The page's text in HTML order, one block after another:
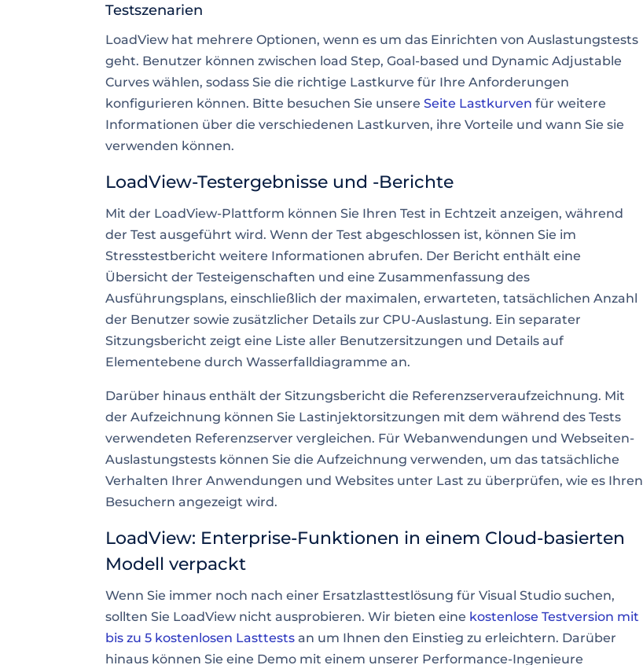
Testszenarien
LoadView hat mehrere Optionen, wenn es um das Einrichten von Auslastungstests
geht. Benutzer können zwischen load Step, Goal-based und Dynamic Adjustable
Curves wählen, sodass Sie die richtige Lastkurve für Ihre Anforderungen
konfigurieren können. Bitte besuchen Sie unsereSeite Lastkurven für weitere
Informationen über die verschiedenen Lastkurven, ihre Vorteile und wann Sie sie
verwenden können.
LoadView-Testergebnisse und -Berichte
Mit der LoadView-Plattform können Sie Ihren Test in Echtzeit anzeigen, während
der Test ausgeführt wird. Wenn der Test abgeschlossen ist, können Sie im
Stresstestbericht weitere Informationen abrufen. Der Bericht enthält eine
Übersicht der Testeigenschaften und eine Zusammenfassung des
Ausführungsplans, einschließlich der maximalen, erwarteten, tatsächlichen Anzahl
der Benutzer sowie zusätzlicher Details zur CPU-Auslastung. Ein separater
Sitzungsbericht zeigt eine Liste aller Benutzersitzungen und Details auf
Elementebene durch Wasserfalldiagramme an.
Darüber hinaus enthält der Sitzungsbericht die Referenzserveraufzeichnung. Mit
der Aufzeichnung können Sie Lastinjektorsitzungen mit dem während des Tests
verwendeten Referenzserver vergleichen. FürWebanwendungen und Webseiten-
Auslastungstests können Sie die Aufzeichnung verwenden, um das tatsächliche
Verhalten Ihrer Anwendungen und Websites unter Last zu überprüfen, wie es Ihren
Besuchern angezeigt wird.
LoadView: Enterprise-Funktionen in einem Cloud-basierten
Modell verpackt
Wenn Sie immer noch nach einer Ersatzlasttestlösung für Visual Studio suchen,
sollten Sie LoadView nicht ausprobieren. Wir bieten eine kostenlose Testversion mit
bis zu 5 kostenlosen Lasttestsan um Ihnen den Einstieg zu erleichtern. Darüber
hinaus können Sie eine Demo mit einem unserer Performance-Ingenieure